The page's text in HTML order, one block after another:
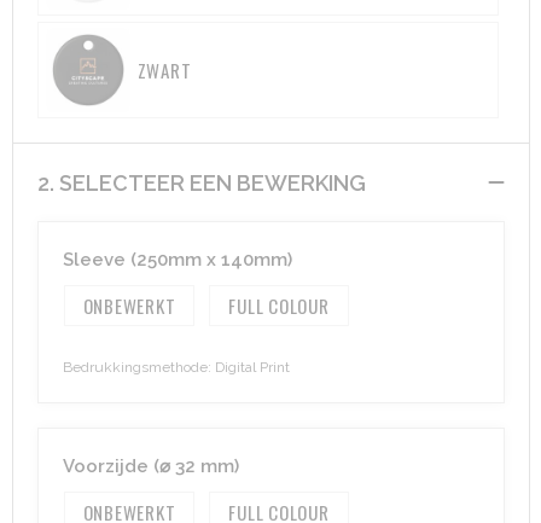
Aktetassen
Promotietassen
Kledingtassen
Hygiëne en Persoonlijke verzorging
Valbeveiliging
ZWART
2. SELECTEER EEN BEWERKING
Sleeve (250mm x 140mm)
ONBEWERKT FULL COLOUR
Bedrukkingsmethode: Digital Print
Voorzijde (⌀ 32 mm)
ONBEWERKT FULL COLOUR